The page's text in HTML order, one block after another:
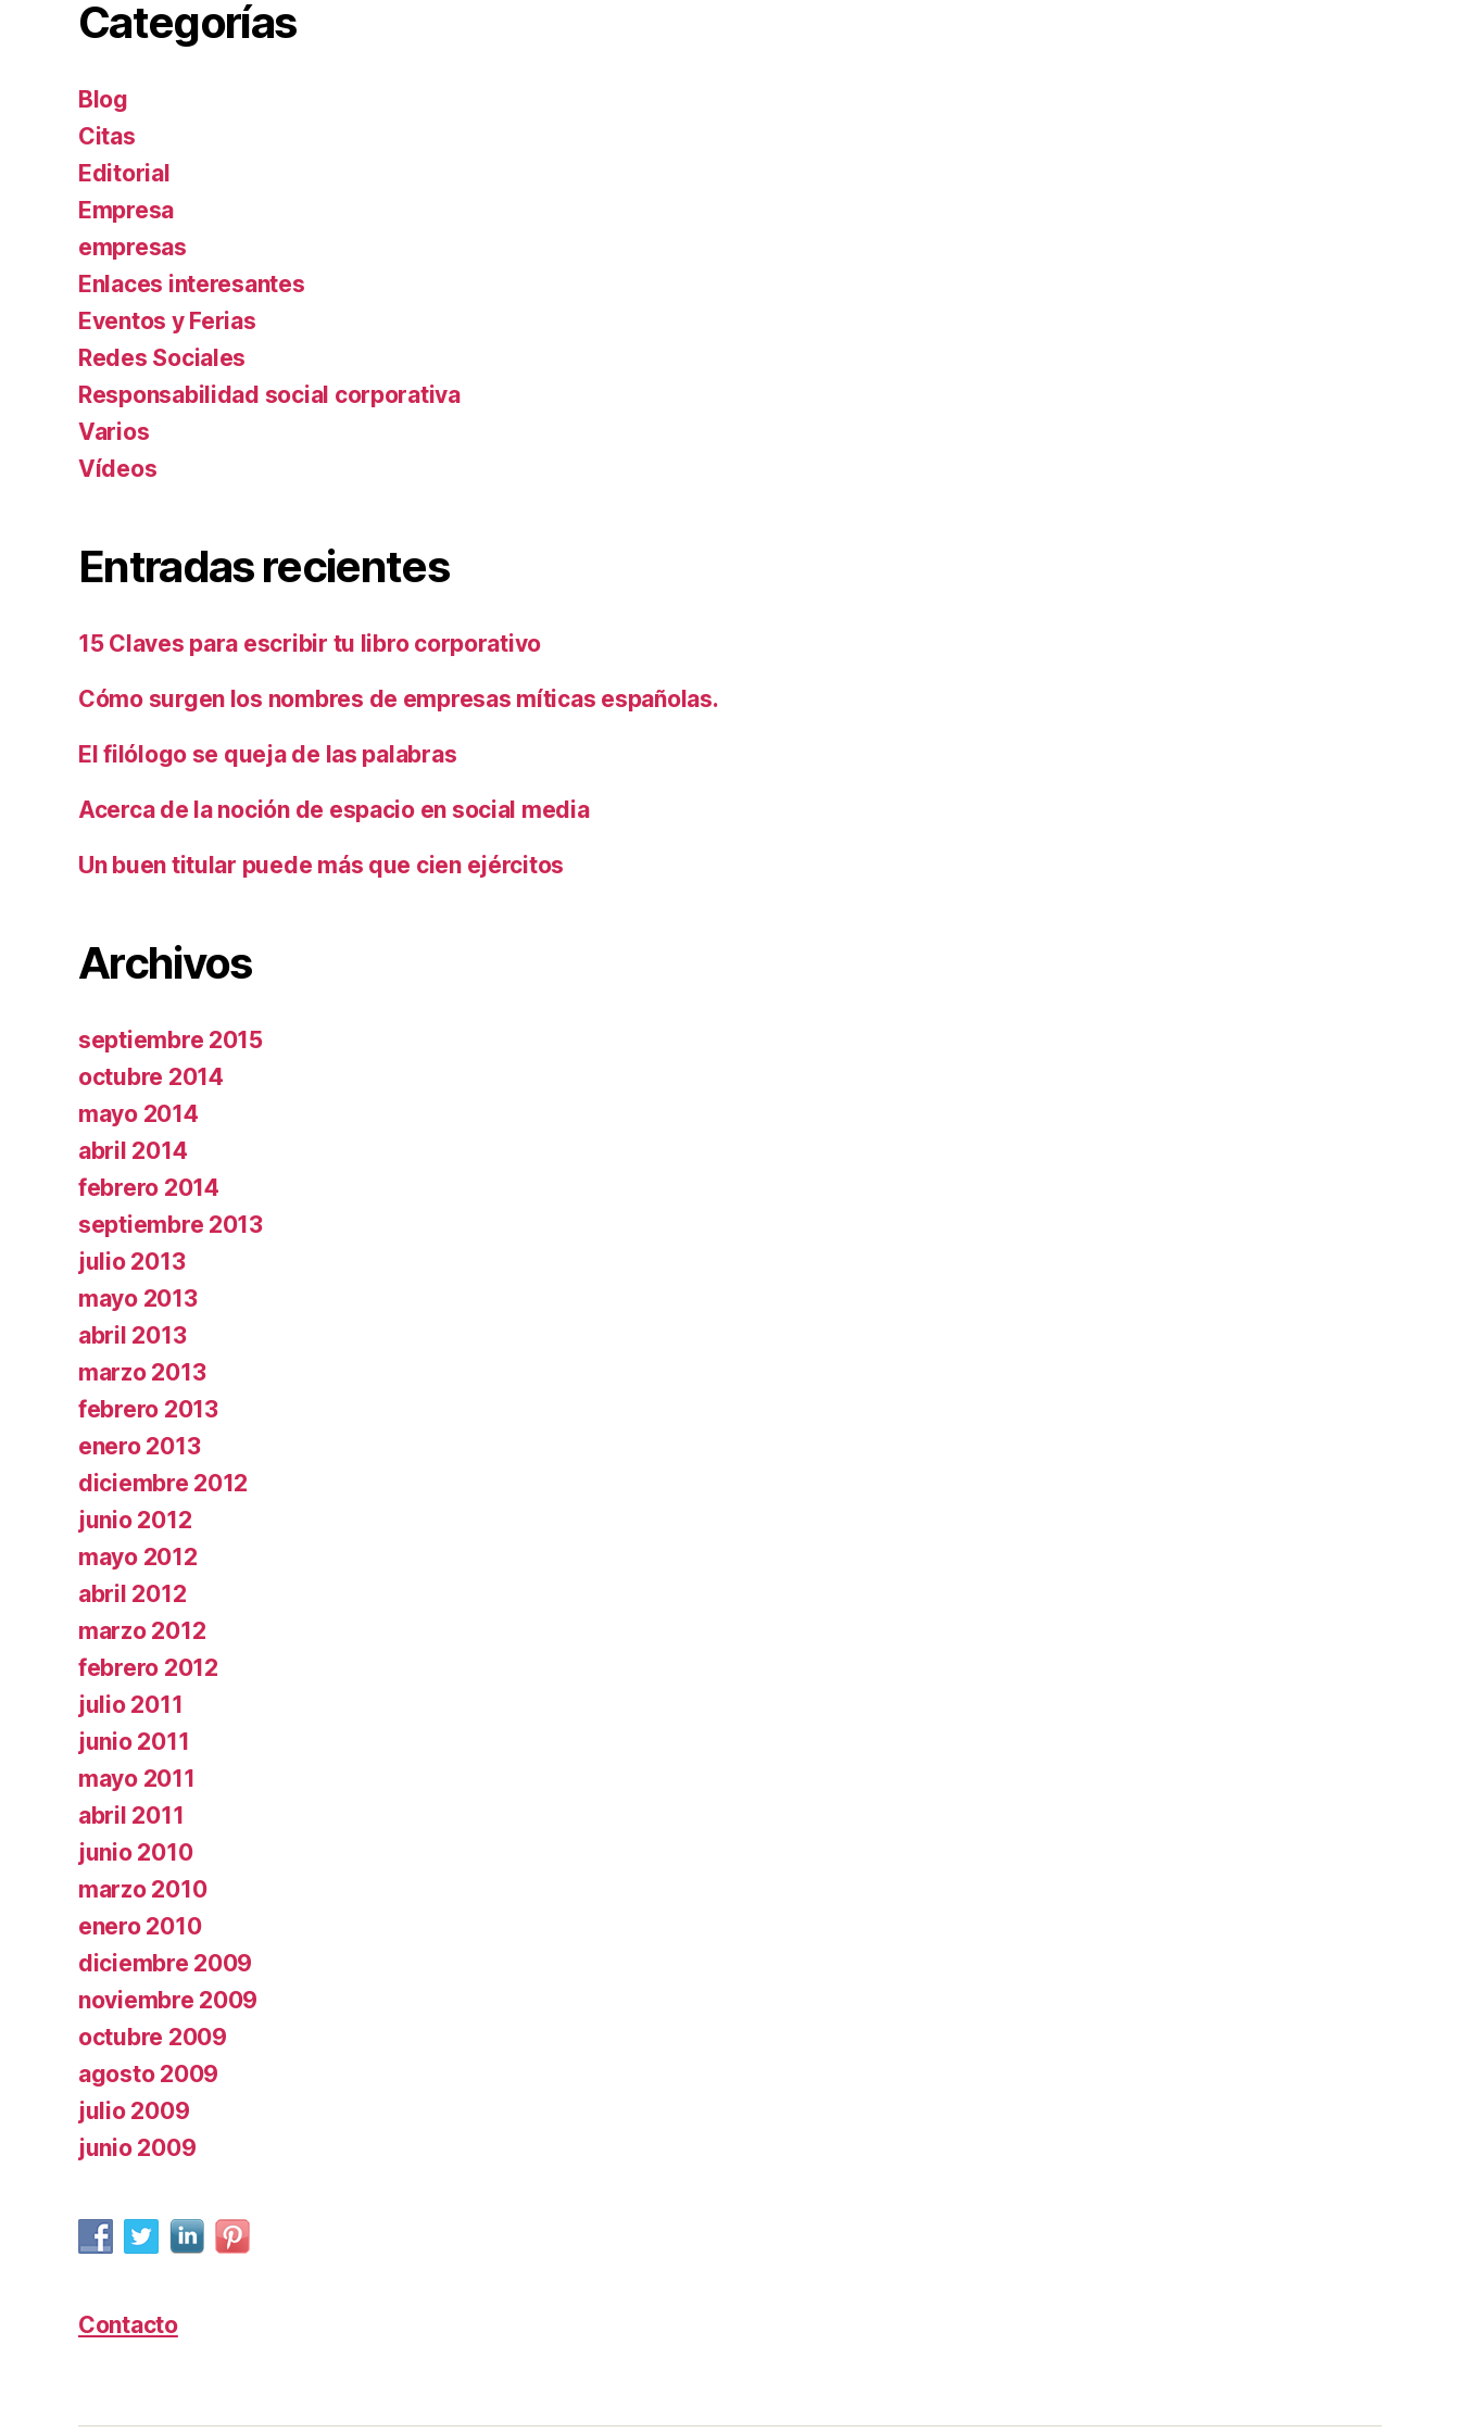
Categorías
Blog
Citas
Editorial
Empresa
empresas
Enlaces interesantes
Eventos y Ferias
Redes Sociales
Responsabilidad social corporativa
Varios
Ví­deos
Entradas recientes
15 Claves para escribir tu libro corporativo
Cómo surgen los nombres de empresas míticas españolas.
El filólogo se queja de las palabras
Acerca de la noción de espacio en social media
Un buen titular puede más que cien ejércitos
Archivos
septiembre 2015
octubre 2014
mayo 2014
abril 2014
febrero 2014
septiembre 2013
julio 2013
mayo 2013
abril 2013
marzo 2013
febrero 2013
enero 2013
diciembre 2012
junio 2012
mayo 2012
abril 2012
marzo 2012
febrero 2012
julio 2011
junio 2011
mayo 2011
abril 2011
junio 2010
marzo 2010
enero 2010
diciembre 2009
noviembre 2009
octubre 2009
agosto 2009
julio 2009
junio 2009
Contacto